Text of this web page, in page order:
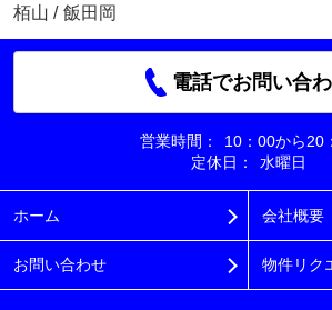
栢山 / 飯田岡
電話でお問い合
営業時間：
10：00から20
定休日：
水曜日
ホーム 会社概要
お問い合わせ 物件リク